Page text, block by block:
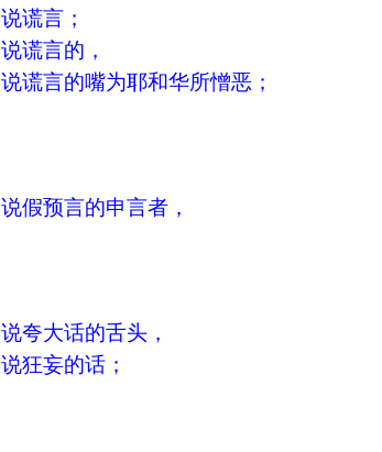
说谎言；
说谎言的，
说谎言的嘴为耶和华所憎恶；
说假预言的申言者，
说夸大话的舌头，
说狂妄的话；